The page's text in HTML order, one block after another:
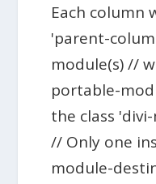
Each column
'parent-
module(s) //
portable-
the class
// Only one
module-